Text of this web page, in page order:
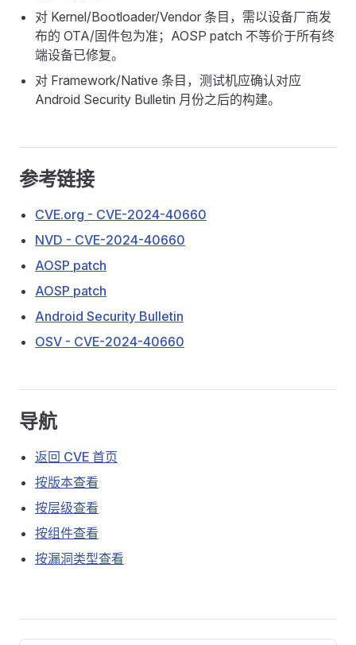
对 Kernel/Bootloader/Vendor 条目，需以设备厂商发
布的 OTA/固件包为准；AOSP patch 不等价于所有终
端设备已修复。
对 Framework/Native 条目，测试机应确认对应
Android Security Bulletin 月份之后的构建。
参考链接
CVE.org - CVE-2024-40660
NVD - CVE-2024-40660
AOSP patch
AOSP patch
Android Security Bulletin
OSV - CVE-2024-40660
导航
返回 CVE 首页
按版本查看
按层级查看
按组件查看
按漏洞类型查看